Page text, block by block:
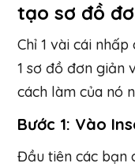
tạo sơ đồ
Chỉ 1 vài cái
1 sơ đồ đơn giản
cách làm của nó
Bước 1: Vào
Đầu tiên các bạn